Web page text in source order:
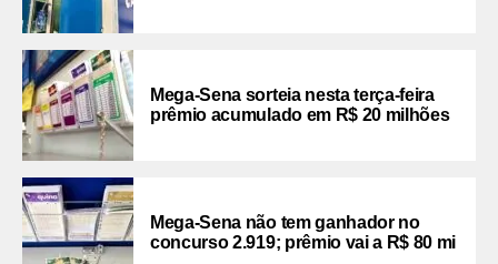
Mega-Sena sorteia nesta terça-feira
prêmio acumulado em R$ 20 milhões
Mega-Sena não tem ganhador no
concurso 2.919; prêmio vai a R$ 80 mi